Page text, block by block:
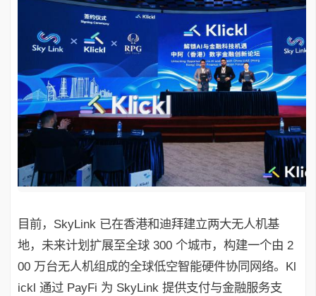
目前，SkyLink 已在香港和迪拜建立两大无人机基
地，未来计划扩展至全球 300 个城市，构建一个由 2
00 万台无人机组成的全球低空智能硬件协同网络。Kl
ickl 通过 PayFi 为 SkyLink 提供支付与金融服务支